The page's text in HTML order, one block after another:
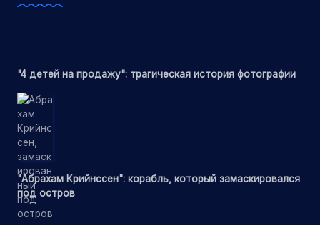
"4 детей на продажу": трагическая история фотографии
"Абрахам Крийнссен": корабль, который замаскировался
под остров